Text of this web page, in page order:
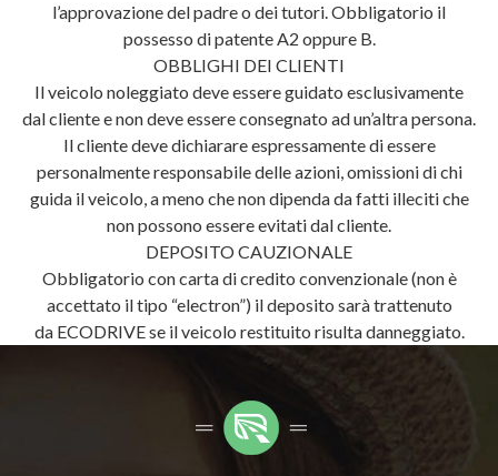
l’approvazione del padre o dei tutori. Obbligatorio il
possesso di patente A2 oppure B.
OBBLIGHI DEI CLIENTI
Il veicolo noleggiato deve essere guidato esclusivamente
dal cliente e non deve essere consegnato ad un’altra persona.
Il cliente deve dichiarare espressamente di essere
personalmente responsabile delle azioni, omissioni di chi
guida il veicolo, a meno che non dipenda da fatti illeciti che
non possono essere evitati dal cliente.
DEPOSITO CAUZIONALE
Obbligatorio con carta di credito convenzionale (non è
accettato il tipo “electron”) il deposito sarà trattenuto
da ECODRIVE se il veicolo restituito risulta danneggiato.